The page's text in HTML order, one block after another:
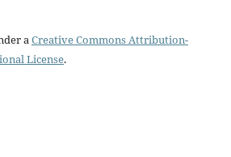
aCreative Commons Attribution-
License.